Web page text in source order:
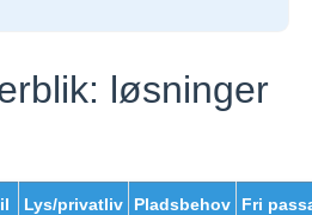
løsninger
Lys/privatliv Pladsbehov Fri